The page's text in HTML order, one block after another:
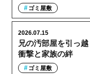
ゴミ屋敷
兄の汚部屋を引っ
衝撃と家族の絆
2026.07.15
ゴミ屋敷